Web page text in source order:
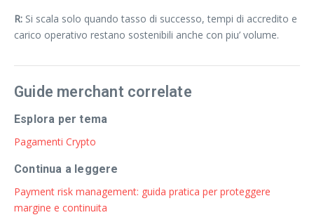
R: Si scala solo quando tasso di successo, tempi di accredito e
carico operativo restano sostenibili anche con piu’ volume.
Guide merchant correlate
Esplora per tema
Pagamenti Crypto
Continua a leggere
Payment risk management: guida pratica per proteggere
margine e continuita